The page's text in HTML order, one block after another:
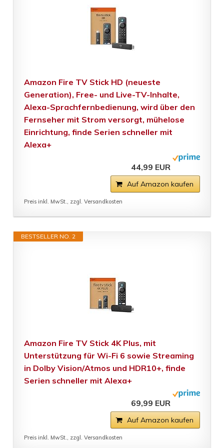
Amazon Fire TV Stick HD (neueste
Generation), Free- und Live-TV-Inhalte,
Alexa-Sprachfernbedienung, wird über den
Fernseher mit Strom versorgt, mühelose
Einrichtung, finde Serien schneller mit
Alexa+
44,99 EUR
Auf Amazon kaufen
Preis inkl. MwSt., zzgl. Versandkosten
BESTSELLER NO. 2
Amazon Fire TV Stick 4K Plus, mit
Unterstützung für Wi-Fi 6 sowie Streaming
in Dolby Vision/Atmos und HDR10+, finde
Serien schneller mit Alexa+
69,99 EUR
Auf Amazon kaufen
Preis inkl. MwSt., zzgl. Versandkosten